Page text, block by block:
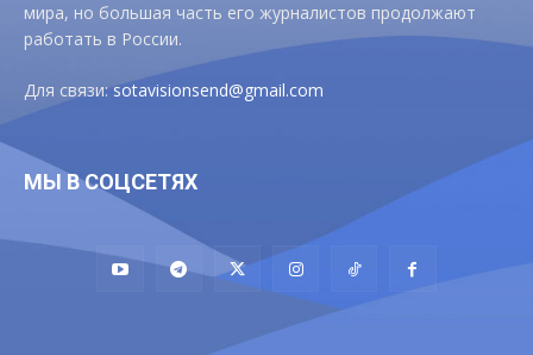
мира, но большая часть его журналистов продолжают
работать в России.
Для связи:sotavisionsend@gmail.com
МЫ В СОЦСЕТЯХ